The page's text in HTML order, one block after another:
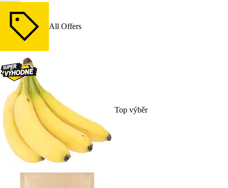
All Offers
Top výběr